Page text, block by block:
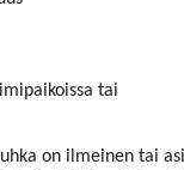
tai
on ilmeinen tai